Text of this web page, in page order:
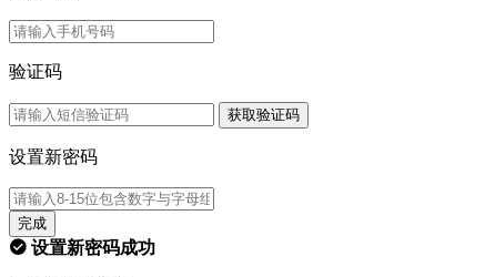
验证码
获取验证码
设置新密码
完成
设置新密码成功